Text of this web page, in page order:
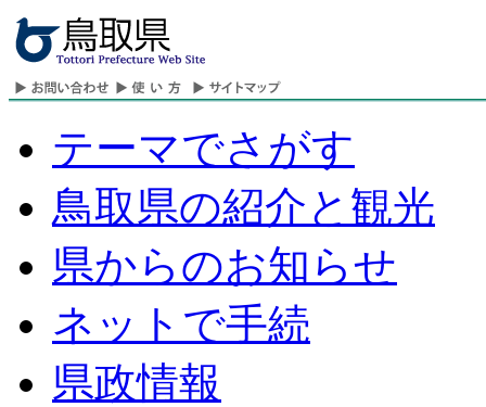
テーマでさがす
鳥取県の紹介と観光
県からのお知らせ
ネットで手続
県政情報